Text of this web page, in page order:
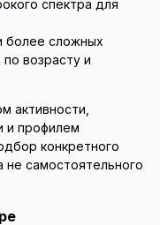
спектра для
более сложных
возрасту и
активности,
и профилем
конкретного
не самостоятельного